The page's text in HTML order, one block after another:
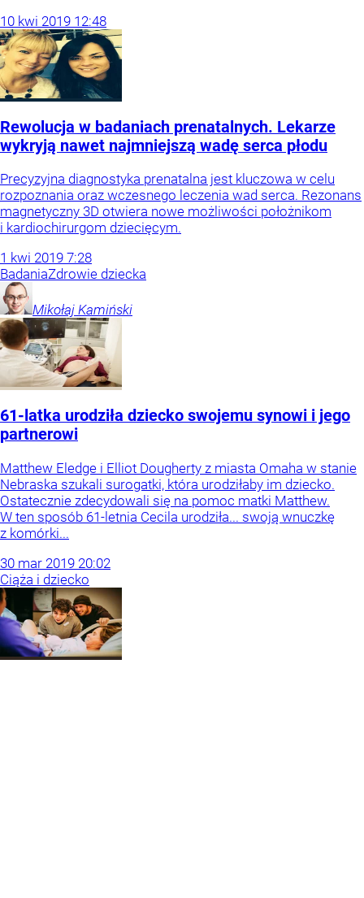
10 kwi 2019 12:48
Rewolucja w badaniach prenatalnych. Lekarze
wykryją nawet najmniejszą wadę serca płodu
Precyzyjna diagnostyka prenatalna jest kluczowa w celu
rozpoznania oraz wczesnego leczenia wad serca. Rezonans
magnetyczny 3D otwiera nowe możliwości położnikom
i kardiochirurgom dziecięcym.
1 kwi 2019 7:28
BadaniaZdrowie dziecka
Mikołaj Kamiński
61-latka urodziła dziecko swojemu synowi i jego
partnerowi
Matthew Eledge i Elliot Dougherty z miasta Omaha w stanie
Nebraska szukali surogatki, która urodziłaby im dziecko.
Ostatecznie zdecydowali się na pomoc matki Matthew.
W ten sposób 61-letnia Cecila urodziła... swoją wnuczkę
z komórki...
30 mar 2019 20:02
Ciąża i dziecko